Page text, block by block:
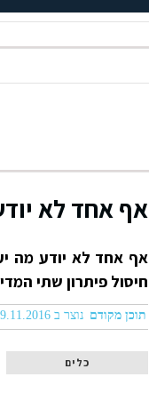
אף אחד לא
אף אחד לא יודע מה
חיסול פיתרון שתי
תוכן מקודם נוצר ב 29.11.2016 02:11
כלים